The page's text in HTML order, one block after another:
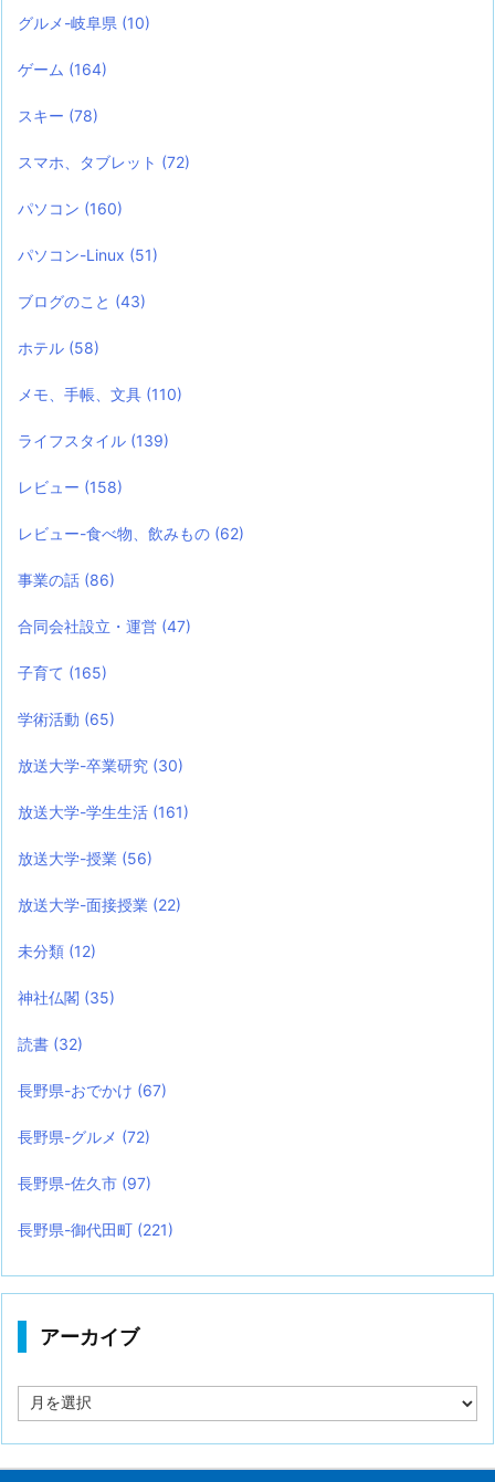
グルメ-岐阜県 (10)
ゲーム (164)
スキー (78)
スマホ、タブレット (72)
パソコン (160)
パソコン-Linux (51)
ブログのこと (43)
ホテル (58)
メモ、手帳、文具 (110)
ライフスタイル (139)
レビュー (158)
レビュー-食べ物、飲みもの (62)
事業の話 (86)
合同会社設立・運営 (47)
子育て (165)
学術活動 (65)
放送大学-卒業研究 (30)
放送大学-学生生活 (161)
放送大学-授業 (56)
放送大学-面接授業 (22)
未分類 (12)
神社仏閣 (35)
読書 (32)
長野県-おでかけ (67)
長野県-グルメ (72)
長野県-佐久市 (97)
長野県-御代田町 (221)
アーカイブ
ー